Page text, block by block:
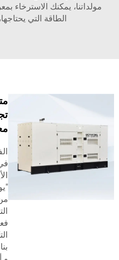
مولداتنا، يمكنك الاسترخاء
الطاقة التي